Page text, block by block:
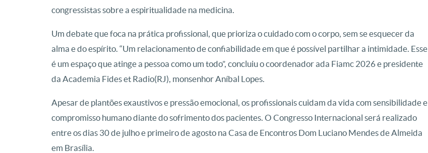
congressistas sobre a espiritualidade na medicina.
Um debate que foca na prática profissional, que prioriza o cuidado com o corpo, sem se esquecer da
alma e do espírito. “Um relacionamento de confiabilidade em que é possível partilhar a intimidade. Esse
é um espaço que atinge a pessoa como um todo”, concluiu o coordenador ada Fiamc 2026 e presidente
da Academia Fides et Radio(RJ), monsenhor Aníbal Lopes.
Apesar de plantões exaustivos e pressão emocional, os profissionais cuidam da vida com sensibilidade e
compromisso humano diante do sofrimento dos pacientes. O Congresso Internacional será realizado
entre os dias 30 de julho e primeiro de agosto na Casa de Encontros Dom Luciano Mendes de Almeida
em Brasília.